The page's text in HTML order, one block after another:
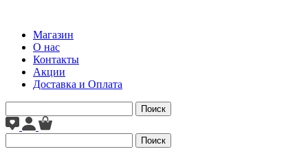
Магазин
О нас
Контакты
Акции
Доставка и Оплата
Поиск
Поиск